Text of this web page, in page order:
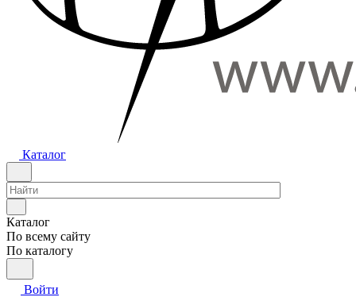
Каталог
Каталог
По всему сайту
По каталогу
Войти